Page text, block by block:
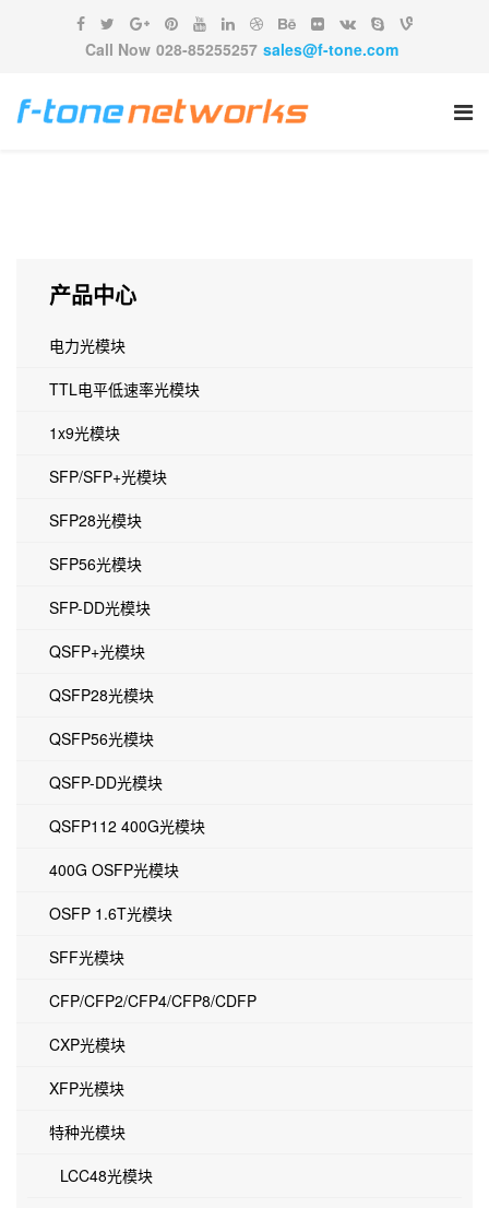
Call Now 028-85255257 sales@f-tone.com
产品中心
电力光模块
TTL电平低速率光模块
1x9光模块
SFP/SFP+光模块
SFP28光模块
SFP56光模块
SFP-DD光模块
QSFP+光模块
QSFP28光模块
QSFP56光模块
QSFP-DD光模块
QSFP112 400G光模块
400G OSFP光模块
OSFP 1.6T光模块
SFF光模块
CFP/CFP2/CFP4/CFP8/CDFP
CXP光模块
XFP光模块
特种光模块
LCC48光模块